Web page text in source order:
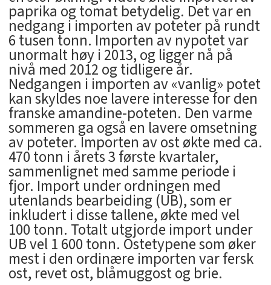
paprika og tomat betydelig. Det var en
nedgang i importen av poteter på rundt
6 tusen tonn. Importen av nypotet var
unormalt høy i 2013, og ligger nå på
nivå med 2012 og tidligere år.
Nedgangen i importen av «vanlig» potet
kan skyldes noe lavere interesse for den
franske amandine-poteten. Den varme
sommeren ga også en lavere omsetning
av poteter. Importen av ost økte med ca.
470 tonn i årets 3 første kvartaler,
sammenlignet med samme periode i
fjor. Import under ordningen med
utenlands bearbeiding (UB), som er
inkludert i disse tallene, økte med vel
100 tonn. Totalt utgjorde import under
UB vel 1 600 tonn. Ostetypene som øker
mest i den ordinære importen var fersk
ost, revet ost, blåmuggost og brie.